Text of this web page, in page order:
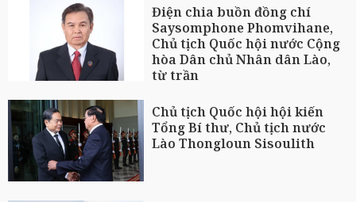
Điện chia buồn đồng chí
Saysomphone Phomvihane,
Chủ tịch Quốc hội nước Cộng
hòa Dân chủ Nhân dân Lào,
từ trần
Chủ tịch Quốc hội hội kiến
Tổng Bí thư, Chủ tịch nước
Lào Thongloun Sisoulith